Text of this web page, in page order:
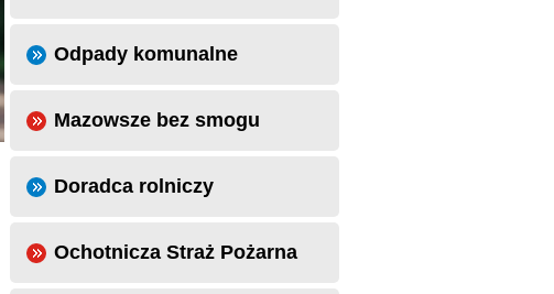
Odpady komunalne
Mazowsze bez smogu
Doradca rolniczy
Ochotnicza Straż Pożarna